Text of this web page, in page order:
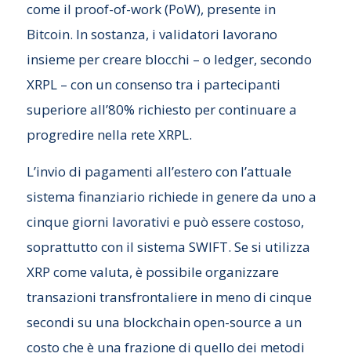
come il proof-of-work (PoW), presente in
Bitcoin. In sostanza, i validatori lavorano
insieme per creare blocchi – o ledger, secondo
XRPL – con un consenso tra i partecipanti
superiore all’80% richiesto per continuare a
progredire nella rete XRPL.
L’invio di pagamenti all’estero con l’attuale
sistema finanziario richiede in genere da uno a
cinque giorni lavorativi e può essere costoso,
soprattutto con il sistema SWIFT. Se si utilizza
XRP come valuta, è possibile organizzare
transazioni transfrontaliere in meno di cinque
secondi su una blockchain open-source a un
costo che è una frazione di quello dei metodi